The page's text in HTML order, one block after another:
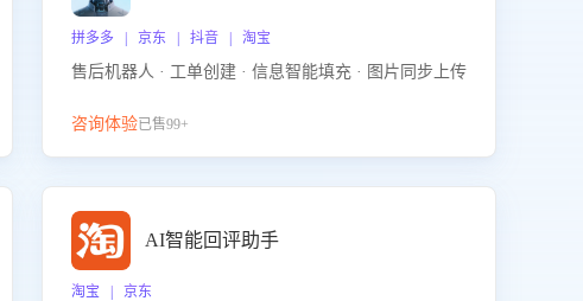
拼多多 | 京东 | 抖音 | 淘宝
售后机器人 · 工单创建 · 信息智能填充 · 图片同步上传
咨询体验已售99+
AI智能回评助手
淘宝 | 京东